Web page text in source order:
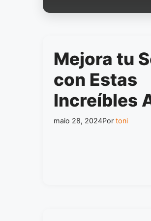
Mejora tu
con Estas
Increíbles
maio 28, 2024Por toni